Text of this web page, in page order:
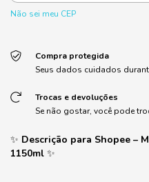
Não sei meu CEP
Compra protegida
Seus dados cuidados
Trocas e devoluções
Se não gostar, você pode
✨ Descrição para Shopee –
1150ml ✨